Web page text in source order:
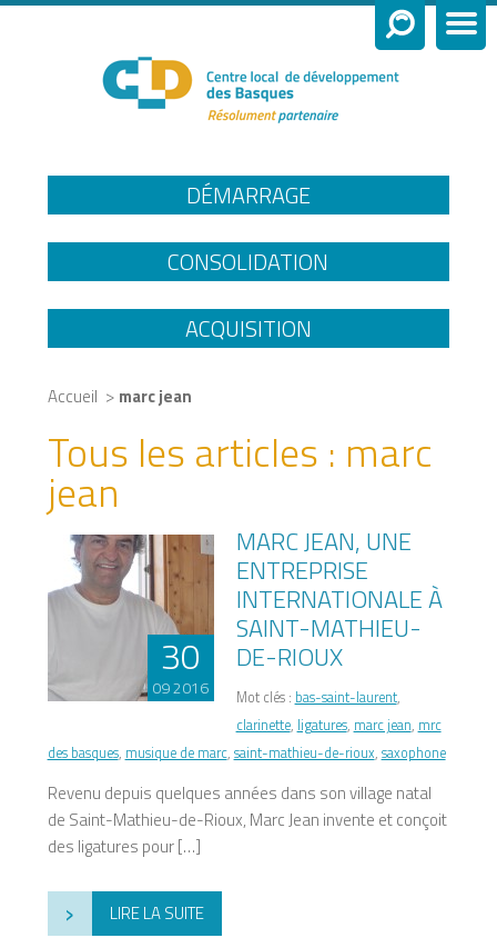
DÉMARRAGE
CONSOLIDATION
ACQUISITION
Accueil > marc jean
Tous les articles : marc
jean
30
09 2016
MARC JEAN, UNE
ENTREPRISE
INTERNATIONALE À
SAINT-MATHIEU-
DE-RIOUX
Mot clés : bas-saint-laurent,
clarinette, ligatures, marc jean, mrc
des basques, musique de marc, saint-mathieu-de-rioux, saxophone
Revenu depuis quelques années dans son village natal
de Saint-Mathieu-de-Rioux, Marc Jean invente et conçoit
des ligatures pour […]
› LIRE LA SUITE